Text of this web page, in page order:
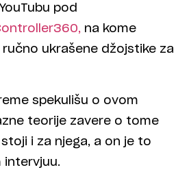
pod
na kome
ukrašene džojstike za
spekulišu o ovom
teorije zavere o tome
i za njega, a on je to
intervjuu.